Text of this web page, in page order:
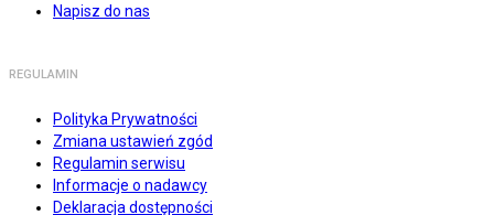
Napisz do nas
REGULAMIN
Polityka Prywatności
Zmiana ustawień zgód
Regulamin serwisu
Informacje o nadawcy
Deklaracja dostępności